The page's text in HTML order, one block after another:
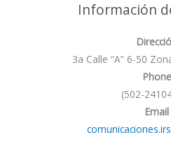
Información
3a Calle “A” 6-50
Phone
(502-
Email